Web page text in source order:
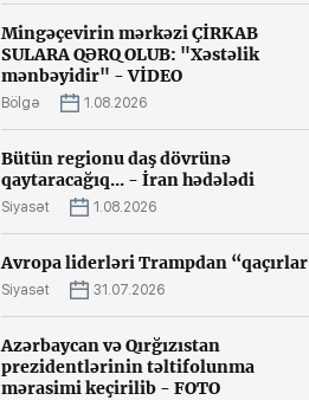
Mingəçevirin mərkəzi ÇİRKAB
SULARA QƏRQ OLUB: "Xəstəlik
mənbəyidir" - VİDEO
Bölgə 1.08.2026
Bütün regionu daş dövrünə
qaytaracağıq... - İran hədələdi
Siyasət 1.08.2026
Avropa liderləri Trampdan “qaçırlar
Siyasət 31.07.2026
Azərbaycan və Qırğızıstan
prezidentlərinin təltifolunma
mərasimi keçirilib - FOTO